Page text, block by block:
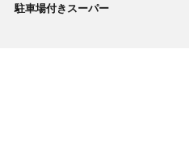
駐車場付きスーパー